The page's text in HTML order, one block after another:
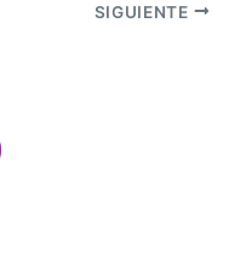
SIGUIENTE